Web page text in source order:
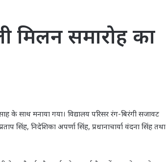
मिलन समारोह का
के साथ मनाया गया। विद्यालय परिसर रंग-बिरंगी सजावट
सिंह, निदेशिका अपर्णा सिंह, प्रधानाचार्या वंदना सिंह तथा